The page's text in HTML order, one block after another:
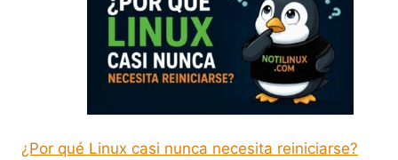
¿Por qué Linux casi nunca necesita reiniciarse?